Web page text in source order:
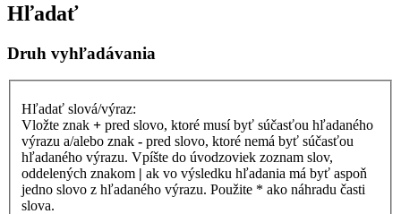
Hľadať
Druh vyhľadávania
Hľadať slová/výraz:
Vložte znak + pred slovo, ktoré musí byť súčasťou hľadaného
výrazu a/alebo znak - pred slovo, ktoré nemá byť súčasťou
hľadaného výrazu. Vpíšte do úvodzoviek zoznam slov,
oddelených znakom | ak vo výsledku hľadania má byť aspoň
jedno slovo z hľadaného výrazu. Použite * ako náhradu časti
slova.